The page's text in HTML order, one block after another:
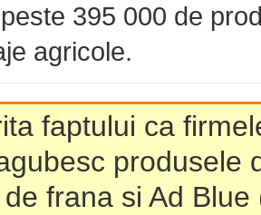
395 000 de
agricole.
faptului ca
produsele
frana si Ad